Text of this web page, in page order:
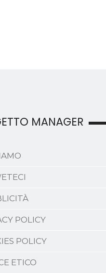
MANAGER
POLICY
POLICY
ETICO